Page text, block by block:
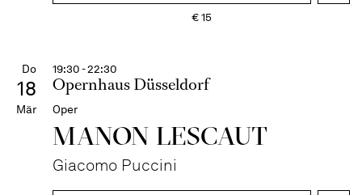
€15
Do
18
Mär
19:30 - 22:30
Opernhaus Düsseldorf
Oper
MANON LESCAUT
Giacomo Puccini